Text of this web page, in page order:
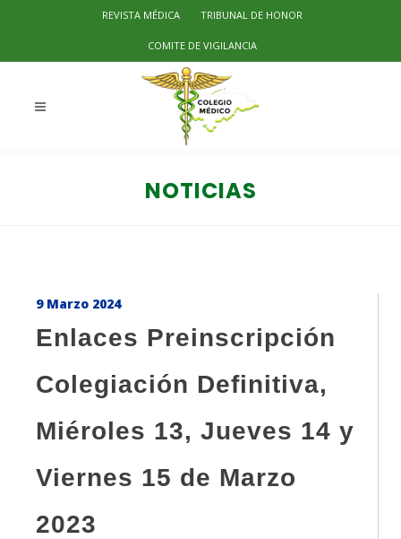
REVISTA MÉDICA TRIBUNAL DE HONOR
COMITE DE VIGILANCIA
NOTICIAS
9 Marzo 2024
Enlaces Preinscripción
Colegiación Definitiva,
Miéroles 13, Jueves 14 y
Viernes 15 de Marzo
2023